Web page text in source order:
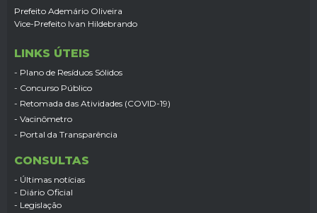
Prefeito Ademário Oliveira
Vice-Prefeito Ivan Hildebrando
LINKS ÚTEIS
- Plano de Resíduos Sólidos
- Concurso Público
- Retomada das Atividades (COVID-19)
- Vacinômetro
- Portal da Transparência
CONSULTAS
- Últimas notícias
- Diário Oficial
- Legislação